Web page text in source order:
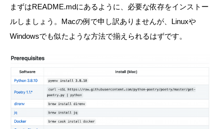
まずはREADME.mdにあるように、必要な依存をインストー
ルしましょう。Macの例で申し訳ありませんが、Linuxや
Windowsでも似たような方法で揃えられるはずです。